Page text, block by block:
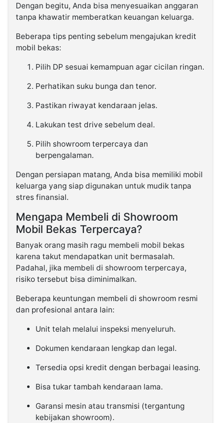
Dengan begitu, Anda bisa menyesuaikan anggaran
tanpa khawatir memberatkan keuangan keluarga.
Beberapa tips penting sebelum mengajukan kredit
mobil bekas:
Pilih DP sesuai kemampuan agar cicilan ringan.
Perhatikan suku bunga dan tenor.
Pastikan riwayat kendaraan jelas.
Lakukan test drive sebelum deal.
Pilih showroom terpercaya dan
berpengalaman.
Dengan persiapan matang, Anda bisa memiliki mobil
keluarga yang siap digunakan untuk mudik tanpa
stres finansial.
Mengapa Membeli di Showroom
Mobil Bekas Terpercaya?
Banyak orang masih ragu membeli mobil bekas
karena takut mendapatkan unit bermasalah.
Padahal, jika membeli di showroom terpercaya,
risiko tersebut bisa diminimalkan.
Beberapa keuntungan membeli di showroom resmi
dan profesional antara lain:
Unit telah melalui inspeksi menyeluruh.
Dokumen kendaraan lengkap dan legal.
Tersedia opsi kredit dengan berbagai leasing.
Bisa tukar tambah kendaraan lama.
Garansi mesin atau transmisi (tergantung
kebijakan showroom).